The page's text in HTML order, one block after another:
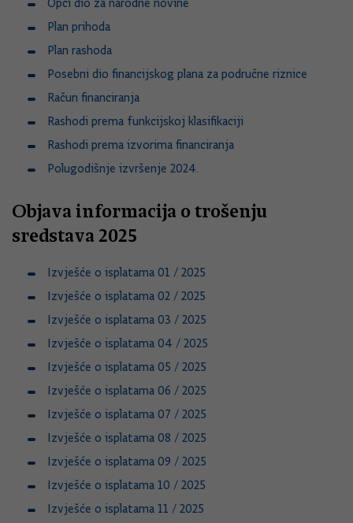
Opći dio za narodne novine
Plan prihoda
Plan rashoda
Posebni dio financijskog plana za područne riznice
Račun financiranja
Rashodi prema funkcijskoj klasifikaciji
Rashodi prema izvorima financiranja
Polugodišnje izvršenje 2024.
Objava informacija o trošenju
sredstava 2025
Izvješće o isplatama 01 / 2025
Izvješće o isplatama 02 / 2025
Izvješće o isplatama 03 / 2025
Izvješće o isplatama 04 / 2025
Izvješće o isplatama 05 / 2025
Izvješće o isplatama 06 / 2025
Izvješće o isplatama 07 / 2025
Izvješće o isplatama 08 / 2025
Izvješće o isplatama 09 / 2025
Izvješće o isplatama 10 / 2025
Izvješće o isplatama 11 / 2025